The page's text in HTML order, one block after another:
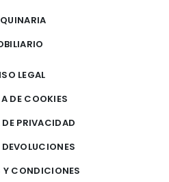
LEGAL
DE COOKIES
PRIVACIDAD
Y CONDICIONES